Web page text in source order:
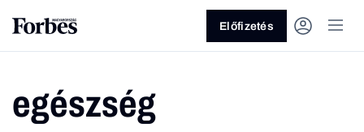
Előfizetés
egészség